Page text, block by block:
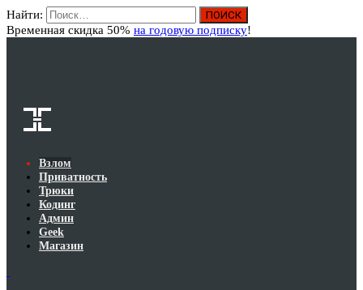
Найти:
Временная скидка 50% на годовую подписку!
Взлом
Приватность
Трюки
Кодинг
Админ
Geek
Магазин